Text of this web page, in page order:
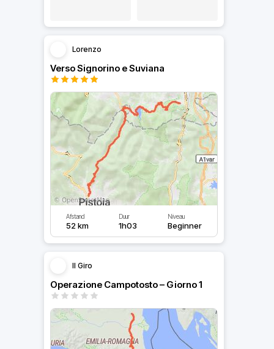
Lorenzo
Verso Signorino e Suviana
Afstand
52 km
Duur
1h03
Niveau
Beginner
Il Giro
Operazione Campotosto – Giorno 1